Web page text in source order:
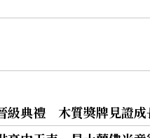
級典禮 木質獎牌見證成